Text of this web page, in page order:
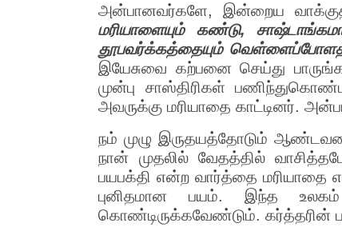
அன்பானவர்களே, இன்றைய
மரியாளையும் கண்டு,
தூபவர்க்கத்தையும்
இயேசுவை கற்பனை செய்து
முன்பு சாஸ்திரிகள்
அவருக்கு மரியாதை காட்டினர்.
நம் முழு இருதயத்தோடும்
நான் முதலில் வேதத்தில்
பயபக்தி என்ற வார்த்தை மரியாதை
புனிதமான பயம். இந்த உலகம்
கொண்டிருக்கவேண்டும். கர்த்தரின்